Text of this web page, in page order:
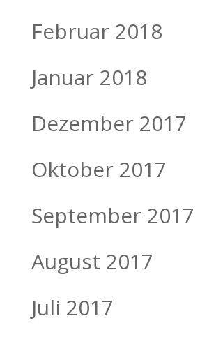
Februar 2018
Januar 2018
Dezember 2017
Oktober 2017
September 2017
August 2017
Juli 2017